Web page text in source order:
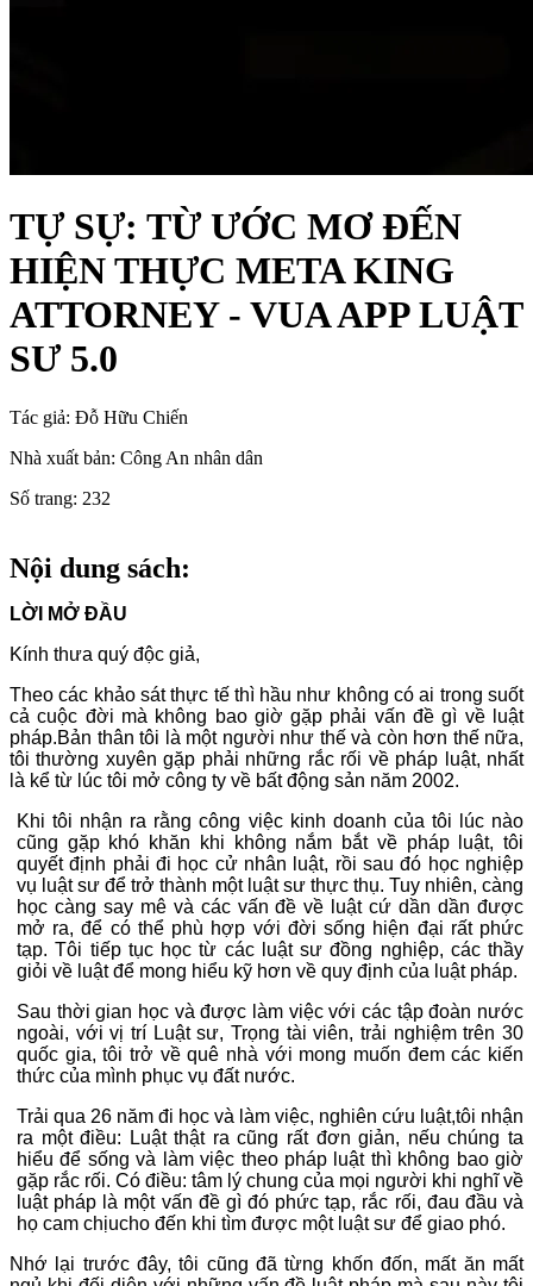
TỰ SỰ: TỪ ƯỚC MƠ ĐẾN
HIỆN THỰC META KING
ATTORNEY - VUA APP LUẬT
SƯ 5.0
Tác giả: Đỗ Hữu Chiến
Nhà xuất bản: Công An nhân dân
Số trang: 232
Nội dung sách:
LỜI MỞ ĐẦU
Kính thưa quý độc giả,
Theo các khảo sát thực tế thì hầu như không có ai trong suốt
cả cuộc đời mà không bao giờ gặp phải vấn đề gì về luật
pháp.Bản thân tôi là một người như thế và còn hơn thế nữa,
tôi thường xuyên gặp phải những rắc rối về pháp luật, nhất
là kể từ lúc tôi mở công ty về bất động sản năm 2002.
Khi tôi nhận ra rằng công việc kinh doanh của tôi lúc nào
cũng gặp khó khăn khi không nắm bắt về pháp luật, tôi
quyết định phải đi học cử nhân luật, rồi sau đó học nghiệp
vụ luật sư để trở thành một luật sư thực thụ. Tuy nhiên, càng
học càng say mê và các vấn đề về luật cứ dần dần được
mở ra, để có thể phù hợp với đời sống hiện đại rất phức
tạp. Tôi tiếp tục học từ các luật sư đồng nghiệp, các thầy
giỏi về luật để mong hiểu kỹ hơn về quy định của luật pháp.
Sau thời gian học và được làm việc với các tập đoàn nước
ngoài, với vị trí Luật sư, Trọng tài viên, trải nghiệm trên 30
quốc gia, tôi trở về quê nhà với mong muốn đem các kiến
thức của mình phục vụ đất nước.
Trải qua 26 năm đi học và làm việc, nghiên cứu luật,tôi nhận
ra một điều: Luật thật ra cũng rất đơn giản, nếu chúng ta
hiểu để sống và làm việc theo pháp luật thì không bao giờ
gặp rắc rối. Có điều: tâm lý chung của mọi người khi nghĩ về
luật pháp là một vấn đề gì đó phức tạp, rắc rối, đau đầu và
họ cam chịucho đến khi tìm được một luật sư để giao phó.
Nhớ lại trước đây, tôi cũng đã từng khốn đốn, mất ăn mất